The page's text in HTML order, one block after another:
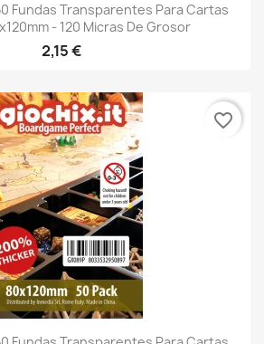
Fundas Transparentes Para Cartas
- 120 Micras De Grosor
2,15 €
favorite_border